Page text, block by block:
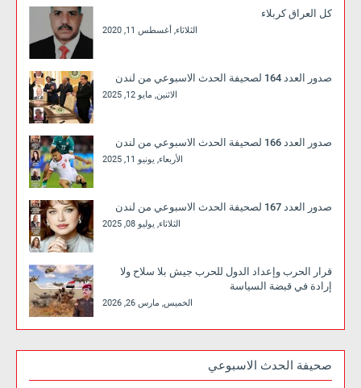
كل العراق كربلاء
الثلاثاء, أغسطس 11, 2020
صدور العدد 164 لصحيفة الحدث الاسبوعي من لندن
الاثنين, مايو 12, 2025
صدور العدد 166 لصحيفة الحدث الاسبوعي من لندن
الأربعاء, يونيو 11, 2025
صدور العدد 167 لصحيفة الحدث الاسبوعي من لندن
الثلاثاء, يوليو 08, 2025
قرار الحرب وإعداد الدول للحرب جيش بلا سلاح ولا
إرادة في قبضة السياسة
الخميس, مارس 26, 2026
صحيفة الحدث الاسبوعي